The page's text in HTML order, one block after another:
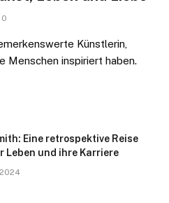
0
Künstlerin,
Menschen inspiriert haben.
Eine retrospektive Reise
Leben und ihre Karriere